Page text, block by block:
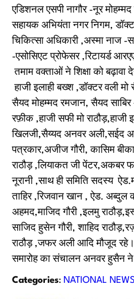
एडिशनल एसपी नागौर -नूर मोहम्मद
सहायक अभियंता नगर निगम,
चिकित्सा अधिकारी ,अस्मा नाज -
-एसोसिएट प्रोफेसर ,रिटायर्ड
तमाम वक्ताओं ने शिक्षा को बढ़ावा
हाजी इलाही बख्श ,डॉक्टर वली
सैयद मोहम्मद रमजान, सैयद साबिर
रफ़ीक ,हाजी सफी मो राठौड़,हाजी
खिलजी,सैय्यद अनवर अली,सईद
पत्रकार,अजीज गौरी, कासिम
राठौड़ ,लियाकत जी पेंटर,अकबर
नूरानी ,साथ ही समिति सदस्य
ताहिर ,रिजवान खान , ऐड. अब्दुल
अहमद,माजिद गौरी ,इलमु
साजिद हुसेन गौरी, शाहिद
राठौड़ ,जफर अली आदि मौजूद रहे।
समारोह का संचालन अनवर हुसैन ने
Categories: NATIONAL NEWS